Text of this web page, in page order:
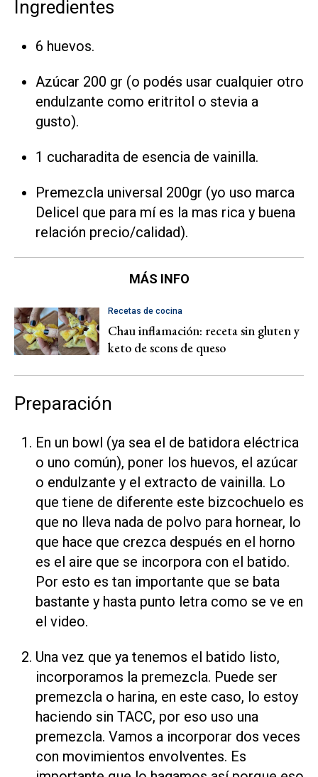
Ingredientes
6 huevos.
Azúcar 200 gr (o podés usar cualquier otro
endulzante como eritritol o stevia a
gusto).
1 cucharadita de esencia de vainilla.
Premezcla universal 200gr (yo uso marca
Delicel que para mí es la mas rica y buena
relación precio/calidad).
MÁS INFO
Recetas de cocina
Chau inflamación: receta sin gluten y
keto de scons de queso
Preparación
En un bowl (ya sea el de batidora eléctrica
o uno común), poner los huevos, el azúcar
o endulzante y el extracto de vainilla. Lo
que tiene de diferente este bizcochuelo es
que no lleva nada de polvo para hornear, lo
que hace que crezca después en el horno
es el aire que se incorpora con el batido.
Por esto es tan importante que se bata
bastante y hasta punto letra como se ve en
el video.
Una vez que ya tenemos el batido listo,
incorporamos la premezcla. Puede ser
premezcla o harina, en este caso, lo estoy
haciendo sin TACC, por eso uso una
premezcla. Vamos a incorporar dos veces
con movimientos envolventes. Es